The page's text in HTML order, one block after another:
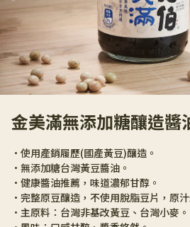
金美滿無添加糖釀造醬
•使用產銷履歷(國產黃豆)釀造。
•無添加糖台灣黃豆醬油。
•健康醬油推薦，味道濃郁甘醇。
•完整原豆釀造，不使用脫脂豆片，原汁
•主原料：台灣非基改黃豆、台灣小麥。